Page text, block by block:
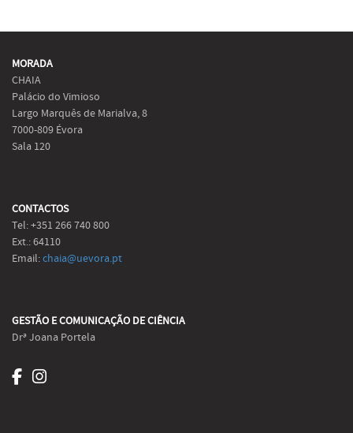
MORADA
CHAIA
Palácio do Vimioso
Largo Marquês de Marialva, 8
7000-809 Évora
Sala 120
CONTACTOS
Tel: +351 266 740 800
Ext.: 64110
Email:chaia@uevora.pt
GESTÃO E COMUNICAÇÃO DE CIÊNCIA
Drª Joana Portela